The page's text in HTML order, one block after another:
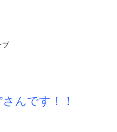
ブ
んです！！